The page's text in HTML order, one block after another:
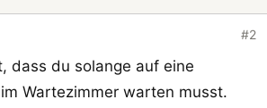
#2
dass du solange auf eine
Wartezimmer warten musst.